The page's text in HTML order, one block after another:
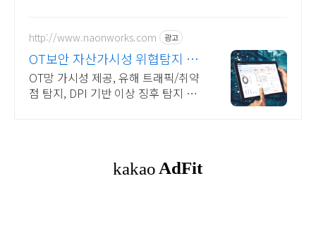
http://www.naonworks.com 광고
OT보안 자산가시성 위협탐지 나
온웍스
OT망 가시성 제공, 유해 트래픽/취약
점 탐지, DPI 기반 이상 징후 탐지 특